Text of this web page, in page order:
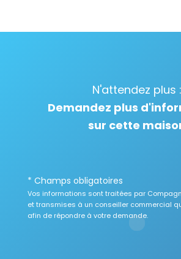
N'attendez plus :
Demandez plus
sur cette
* Champs obligatoires
Vos informations sont traitées par
et transmises à un conseiller commercial
afin de répondre à votre demande.